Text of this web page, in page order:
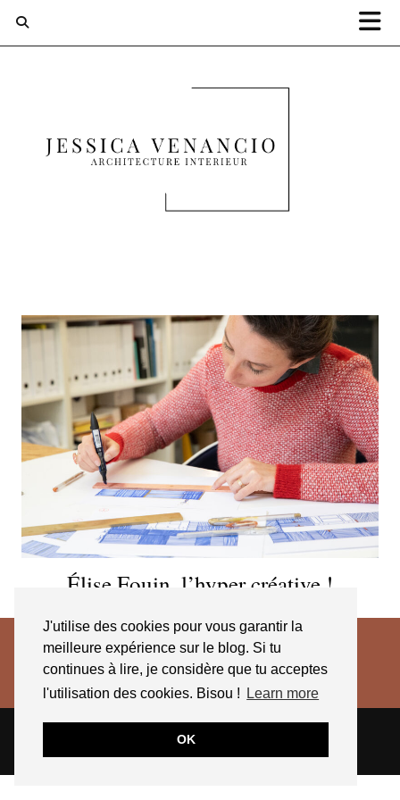
J'utilise des cookies pour vous garantir la
meilleure expérience sur le blog. Si tu
continues à lire, je considère que tu acceptes
l'utilisation des cookies. Bisou !
Learn more
OK
Élise Fouin, l’hyper créative !
THEME CREATED BYpipdig